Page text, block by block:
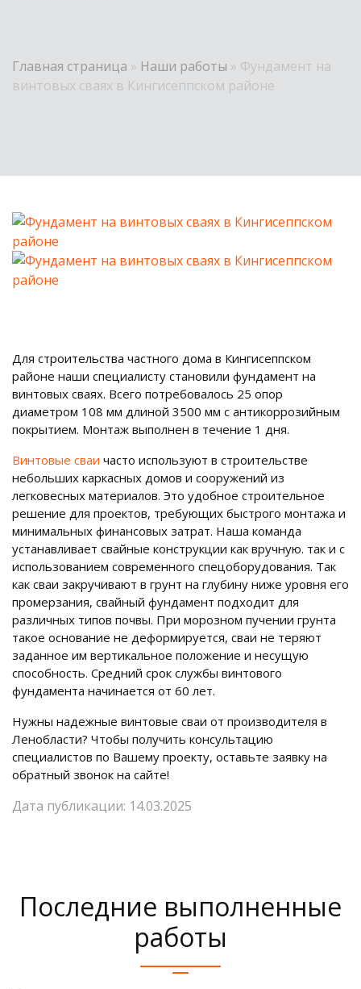
Главная страница » Наши работы » Фундамент на
винтовых сваях в Кингисеппском районе
Для строительства частного дома в Кингисеппском
районе наши специалисту становили фундамент на
винтовых сваях. Всего потребовалось 25 опор
диаметром 108 мм длиной 3500 мм с антикоррозийным
покрытием. Монтаж выполнен в течение 1 дня.
Винтовые сваи часто используют в строительстве
небольших каркасных домов и сооружений из
легковесных материалов. Это удобное строительное
решение для проектов, требующих быстрого монтажа и
минимальных финансовых затрат. Наша команда
устанавливает свайные конструкции как вручную. так и с
использованием современного спецоборудования. Так
как сваи закручивают в грунт на глубину ниже уровня его
промерзания, свайный фундамент подходит для
различных типов почвы. При морозном пучении грунта
такое основание не деформируется, сваи не теряют
заданное им вертикальное положение и несущую
способность. Средний срок службы винтового
фундамента начинается от 60 лет.
Нужны надежные винтовые сваи от производителя в
Ленобласти? Чтобы получить консультацию
специалистов по Вашему проекту, оставьте заявку на
обратный звонок на сайте!
Дата публикации: 14.03.2025
Последние выполненные
работы